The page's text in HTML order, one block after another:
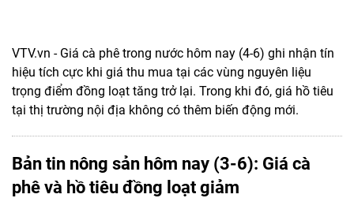
VTV.vn - Giá cà phê trong nước hôm nay (4-6) ghi nhận tín
hiệu tích cực khi giá thu mua tại các vùng nguyên liệu
trọng điểm đồng loạt tăng trở lại. Trong khi đó, giá hồ tiêu
tại thị trường nội địa không có thêm biến động mới.
Bản tin nông sản hôm nay (3-6): Giá cà
phê và hồ tiêu đồng loạt giảm